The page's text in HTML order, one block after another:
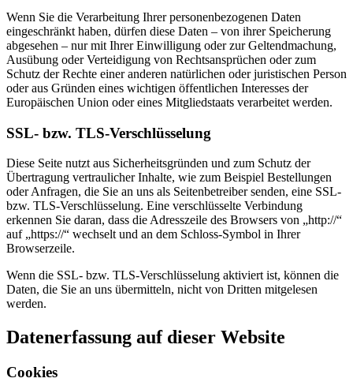
Wenn Sie die Verarbeitung Ihrer personenbezogenen Daten
eingeschränkt haben, dürfen diese Daten – von ihrer Speicherung
abgesehen – nur mit Ihrer Einwilligung oder zur Geltendmachung,
Ausübung oder Verteidigung von Rechtsansprüchen oder zum
Schutz der Rechte einer anderen natürlichen oder juristischen Person
oder aus Gründen eines wichtigen öffentlichen Interesses der
Europäischen Union oder eines Mitgliedstaats verarbeitet werden.
SSL- bzw. TLS-Verschlüsselung
Diese Seite nutzt aus Sicherheitsgründen und zum Schutz der
Übertragung vertraulicher Inhalte, wie zum Beispiel Bestellungen
oder Anfragen, die Sie an uns als Seitenbetreiber senden, eine SSL-
bzw. TLS-Verschlüsselung. Eine verschlüsselte Verbindung
erkennen Sie daran, dass die Adresszeile des Browsers von „http://“
auf „https://“ wechselt und an dem Schloss-Symbol in Ihrer
Browserzeile.
Wenn die SSL- bzw. TLS-Verschlüsselung aktiviert ist, können die
Daten, die Sie an uns übermitteln, nicht von Dritten mitgelesen
werden.
Datenerfassung auf dieser Website
Cookies